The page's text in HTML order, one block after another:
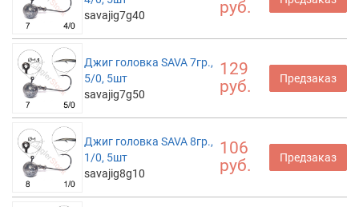
savajig7g40
руб.
Джиг головка SAVA 7гр.,
5/0, 5шт
savajig7g50
129
руб.
Предзаказ
Джиг головка SAVA 8гр.,
1/0, 5шт
savajig8g10
106
руб.
Предзаказ